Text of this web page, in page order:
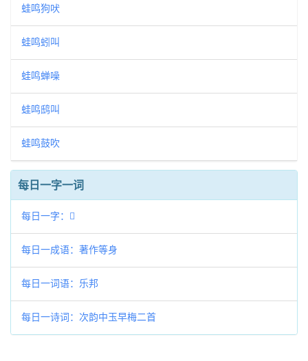
蛙鸣狗吠
蛙鸣蚓叫
蛙鸣蝉噪
蛙鸣鸱叫
蛙鸣鼓吹
每日一字一词
每日一字：𢔙
每日一成语：著作等身
每日一词语：乐邦
每日一诗词：次韵中玉早梅二首